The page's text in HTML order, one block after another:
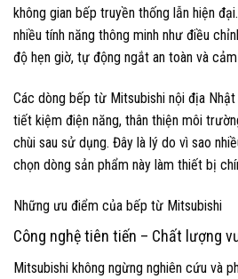
không gian bếp truyền thống lẫn hiện
nhiều tính năng thông minh như điều
độ hẹn giờ, tự động ngắt an toàn và
Các dòng bếp từ Mitsubishi nội địa
tiết kiệm điện năng, thân thiện môi
chùi sau sử dụng. Đây là lý do vì sao
chọn dòng sản phẩm này làm thiết bị
Những ưu điểm của bếp từ Mitsubishi
Công nghệ tiên tiến – Chất lượng
Mitsubishi không ngừng nghiên cứu và